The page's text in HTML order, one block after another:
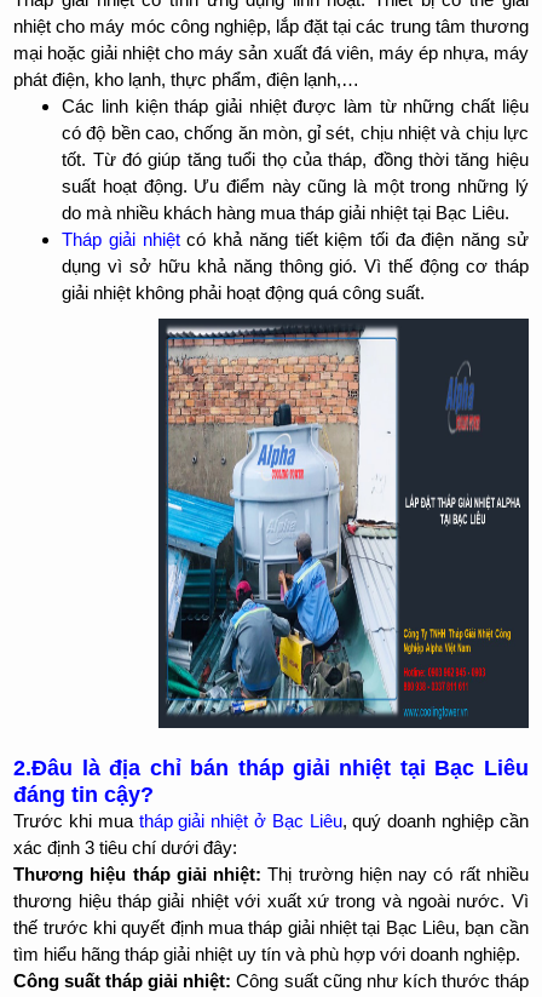
nhiệt cho máy móc công nghiệp, lắp đặt tại các trung tâm thương
mại hoặc giải nhiệt cho máy sản xuất đá viên, máy ép nhựa, máy
phát điện, kho lạnh, thực phẩm, điện lạnh,…
Các linh kiện tháp giải nhiệt được làm từ những chất liệu
có độ bền cao, chống ăn mòn, gỉ sét, chịu nhiệt và chịu lực
tốt. Từ đó giúp tăng tuổi thọ của tháp, đồng thời tăng hiệu
suất hoạt động. Ưu điểm này cũng là một trong những lý
do mà nhiều khách hàng mua tháp giải nhiệt tại Bạc Liêu.
Tháp giải nhiệtcó khả năng tiết kiệm tối đa điện năng sử
dụng vì sở hữu khả năng thông gió. Vì thế động cơ tháp
giải nhiệt không phải hoạt động quá công suất.
2.Đâu là địa chỉ bán tháp giải nhiệt tại Bạc Liêu
đáng tin cậy?
Trước khi mua tháp giải nhiệt ở Bạc Liêu, quý doanh nghiệp cần
xác định 3 tiêu chí dưới đây:
Thương hiệu tháp giải nhiệt: Thị trường hiện nay có rất nhiều
thương hiệu tháp giải nhiệt với xuất xứ trong và ngoài nước. Vì
thế trước khi quyết định mua tháp giải nhiệt tại Bạc Liêu, bạn cần
tìm hiểu hãng tháp giải nhiệt uy tín và phù hợp với doanh nghiệp.
Công suất tháp giải nhiệt: Công suất cũng như kích thước tháp